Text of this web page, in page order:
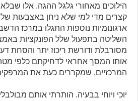
הילוכים מאחורי גלגל ההגה. אלו
קצרים מדי למי שלא ניחן באצבעות של
ארגונומיות נוספות התגלו במרכז
השליטה בתפעול שלל הפונקציות
מסורבלת ודורשת ריכוז יתר והסחת
אותו המסך אחראי לדחיקתם כלפי מטה
המרכזיים, שמקררים כעת את
יוכי ויוחי בבעיה. הותרתי אותם